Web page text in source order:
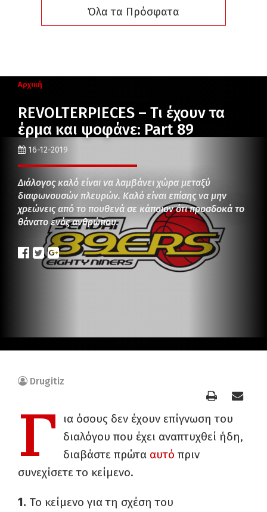
Όλα τα Πρόσφατα
Αρχική
REVOLTERPIECES – Τι έχουν τα
έρμα και ψοφάνε: Part 89
16-12-2019
Διάλογος καλό είναι να λαμβάνει χώρα μεταξύ
διαφωνουσών πλευρών. Καλό είναι επίσης να μην
χρεώνεις από το πουθενά σε κάποιον ότι προσδοκά το
θάνατο ενός ανθρώπου.
Drugitiz
Γ
ια όσους δεν έχουν επίγνωση του
διαλόγου που έχει αναπτυχθεί ήδη,
διαβάστε πρώτα αυτό πριν
συνεχίσετε το κείμενο.
1. Το κείμενο για τη σχέση του